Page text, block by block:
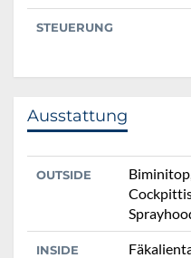
STEUERUNG
Ausstattung
OUTSIDE
INSIDE